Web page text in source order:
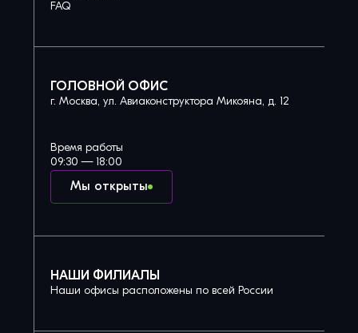
FAQ
ГОЛОВНОЙ ОФИС
г. Москва, ул. Авиаконструктора Микояна, д. 12
Мы открыты
Время работы
09:30 — 18:00
НАШИ ФИЛИАЛЫ
Наши офисы расположены по всей России